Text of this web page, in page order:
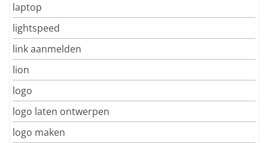
laptop
lightspeed
link aanmelden
lion
logo
logo laten ontwerpen
logo maken